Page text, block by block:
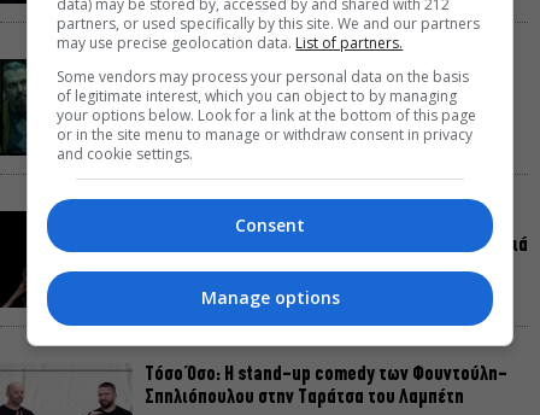
«Ριφιφί»: Σε Α’ τηλεοπτική προβολή η σειρά
φαινόμενο του Σωτήρη Τσαφούλια
Ρωγμές: Η σόλο χοροθεατρική περφόρμανς της
Χριστίνας Κυριαζίδη στο Δημοτικό Θέατρο Πειραιά
Τόσο Όσο: Η stand-up comedy των Φουντούλη-
Σπηλιόπουλου στην Ταράτσα του Λαμπέτη
partners, or used specifically by this site. We and our partners
may use precise geolocation data. List of partners.
Some vendors may process your personal data on the basis
of legitimate interest, which you can object to by managing
your options below. Look for a link at the bottom of this page
or in the site menu to manage or withdraw consent in privacy
and cookie settings.
Consent
Manage options